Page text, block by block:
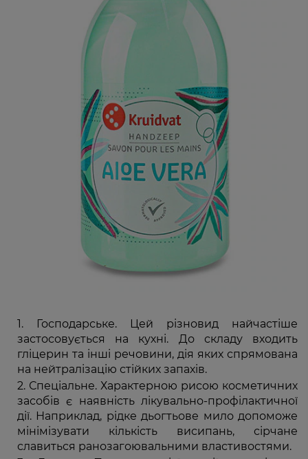
Господарське. Цей різновид найчастіше
застосовується на кухні. До складу входить
гліцерин та інші речовини, дія яких спрямована
на нейтралізацію стійких запахів.
Спеціальне. Характерною рисою косметичних
засобів є наявність лікувально-профілактичної
дії. Наприклад, рідке дьогтьове мило допоможе
мінімізувати кількість висипань, сірчане
славиться ранозагоювальними властивостями.